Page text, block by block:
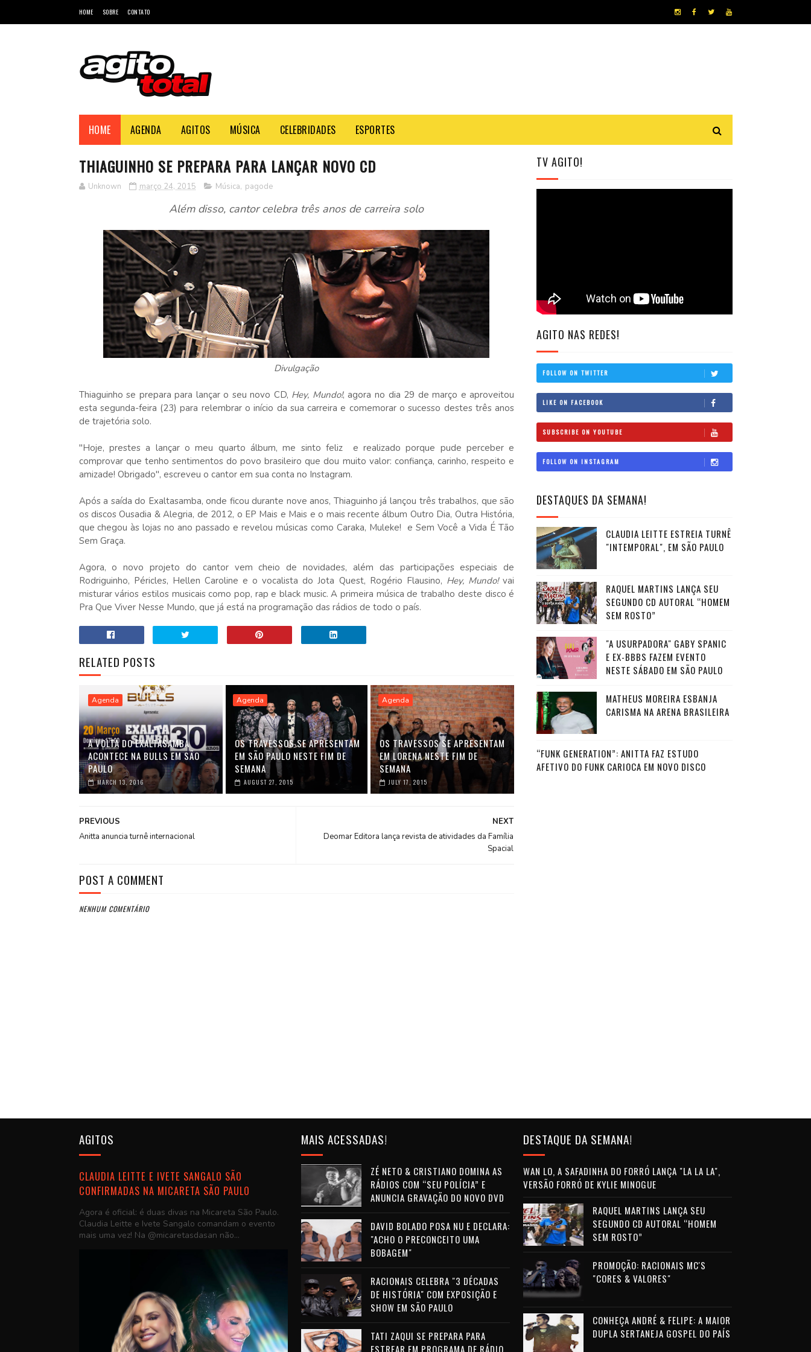
HOME SOBRE CONTATO
HOME AGENDA AGITOS MÚSICA CELEBRIDADES ESPORTES
THIAGUINHO SE PREPARA PARA LANÇAR NOVO CD
Unknown março 24, 2015 Música, pagode
Além disso, cantor celebra três anos de carreira solo
Divulgação
Thiaguinho se prepara para lançar o seu novo CD, Hey, Mundo!, agora no dia 29 de março e aproveitou
esta segunda-feira (23) para relembrar o início da sua carreira e comemorar o sucesso destes três anos
de trajetória solo.
"Hoje, prestes a lançar o meu quarto álbum, me sinto feliz e realizado porque pude perceber e
comprovar que tenho sentimentos do povo brasileiro que dou muito valor: confiança, carinho, respeito e
amizade! Obrigado", escreveu o cantor em sua conta no Instagram.
Após a saída do Exaltasamba, onde ficou durante nove anos, Thiaguinho já lançou três trabalhos, que são
os discos Ousadia & Alegria, de 2012, o EP Mais e Mais e o mais recente álbum Outro Dia, Outra História,
que chegou às lojas no ano passado e revelou músicas como Caraka, Muleke! e Sem Você a Vida É Tão
Sem Graça.
Agora, o novo projeto do cantor vem cheio de novidades, além das participações especiais de
Rodriguinho, Péricles, Hellen Caroline e o vocalista do Jota Quest, Rogério Flausino, Hey, Mundo!vai
misturar vários estilos musicais como pop, rap e black music. A primeira música de trabalho deste disco é
Pra Que Viver Nesse Mundo, que já está na programação das rádios de todo o país.
RELATED POSTS
Agenda
A VOLTA DO EXALTASAMBA
ACONTECE NA BULLS EM SÃO
PAULO
MARCH 13, 2016
Agenda
OS TRAVESSOS SE APRESENTAM
EM SÃO PAULO NESTE FIM DE
SEMANA
AUGUST 27, 2015
Agenda
OS TRAVESSOS SE APRESENTAM
EM LORENA NESTE FIM DE
SEMANA
JULY 17, 2015
NEXT
Deomar Editora lança revista de atividades da Família
Spacial
PREVIOUS
Anitta anuncia turnê internacional
POST A COMMENT
NENHUM COMENTÁRIO
TV AGITO!
AGITO NAS REDES!
FOLLOW ON TWITTER
LIKE ON FACEBOOK
SUBSCRIBE ON YOUTUBE
FOLLOW ON INSTAGRAM
DESTAQUES DA SEMANA!
CLAUDIA LEITTE ESTREIA TURNÊ
"INTEMPORAL", EM SÃO PAULO
RAQUEL MARTINS LANÇA SEU
SEGUNDO CD AUTORAL “HOMEM
SEM ROSTO”
"A USURPADORA" GABY SPANIC
E EX-BBBS FAZEM EVENTO
NESTE SÁBADO EM SÃO PAULO
MATHEUS MOREIRA ESBANJA
CARISMA NA ARENA BRASILEIRA
“FUNK GENERATION”: ANITTA FAZ ESTUDO
AFETIVO DO FUNK CARIOCA EM NOVO DISCO
AGITOS
CLAUDIA LEITTE E IVETE SANGALO SÃO
CONFIRMADAS NA MICARETA SÃO PAULO
Agora é oficial: é duas divas na Micareta São Paulo.
Claudia Leitte e Ivete Sangalo comandam o evento
mais uma vez! Na @micaretasdasan não...
MAIS ACESSADAS!
ZÉ NETO & CRISTIANO DOMINA AS
RÁDIOS COM “SEU POLÍCIA” E
ANUNCIA GRAVAÇÃO DO NOVO DVD
DAVID BOLADO POSA NU E DECLARA:
"ACHO O PRECONCEITO UMA
BOBAGEM"
RACIONAIS CELEBRA "3 DÉCADAS
DE HISTÓRIA" COM EXPOSIÇÃO E
SHOW EM SÃO PAULO
TATI ZAQUI SE PREPARA PARA
ESTREAR EM PROGRAMA DE RÁDIO
DESTAQUE DA SEMANA!
WAN LO, A SAFADINHA DO FORRÓ LANÇA "LA LA LA",
VERSÃO FORRÓ DE KYLIE MINOGUE
RAQUEL MARTINS LANÇA SEU
SEGUNDO CD AUTORAL “HOMEM
SEM ROSTO”
PROMOÇÃO: RACIONAIS MC'S
"CORES & VALORES"
CONHEÇA ANDRÉ & FELIPE: A MAIOR
DUPLA SERTANEJA GOSPEL DO PAÍS